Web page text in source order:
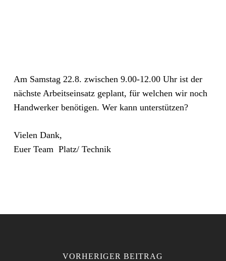
Am Samstag 22.8. zwischen 9.00-12.00 Uhr ist der
nächste Arbeitseinsatz geplant, für welchen wir noch
Handwerker benötigen. Wer kann unterstützen?
Vielen Dank,
Euer Team Platz/ Technik
VORHERIGER BEITRAG